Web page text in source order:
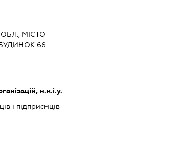
МІСТО
66
н.в.і.у.
і підприємців